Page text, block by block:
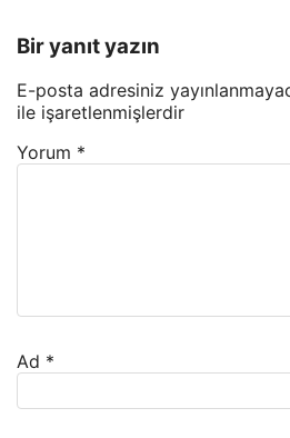
Bir yanıt yazın
E-posta adresiniz
ile işaretlenmişlerdir
Yorum *
Ad *